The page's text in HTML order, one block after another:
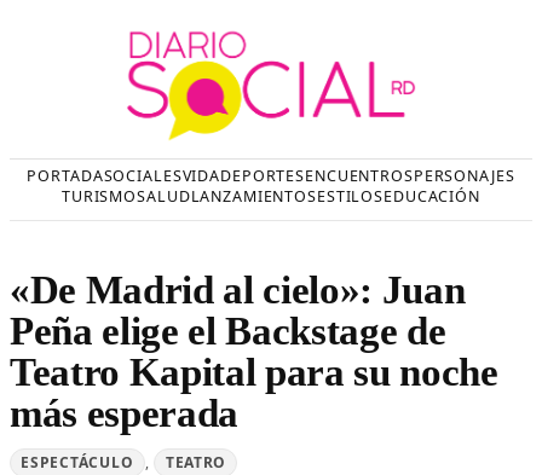
PORTADASOCIALESVIDADEPORTESENCUENTROSPERSONAJES
TURISMOSALUDLANZAMIENTOSESTILOSEDUCACIÓN
«De Madrid al cielo»: Juan
Peña elige el Backstage de
Teatro Kapital para su noche
más esperada
ESPECTÁCULO , TEATRO